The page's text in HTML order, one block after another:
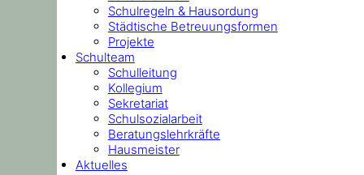
Schulregeln & Hausordung
Städtische Betreuungsformen
Projekte
Schulteam
Schulleitung
Kollegium
Sekretariat
Schulsozialarbeit
Beratungslehrkräfte
Hausmeister
Aktuelles